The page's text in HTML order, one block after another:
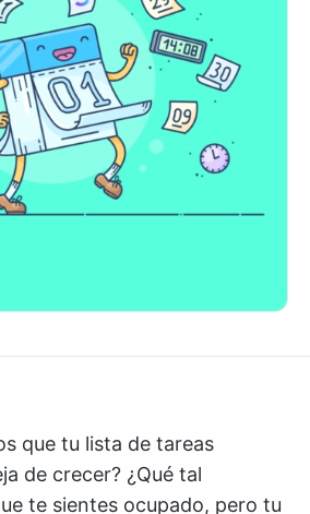
que tu lista de tareas
de crecer? ¿Qué tal
te sientes ocupado, pero tu